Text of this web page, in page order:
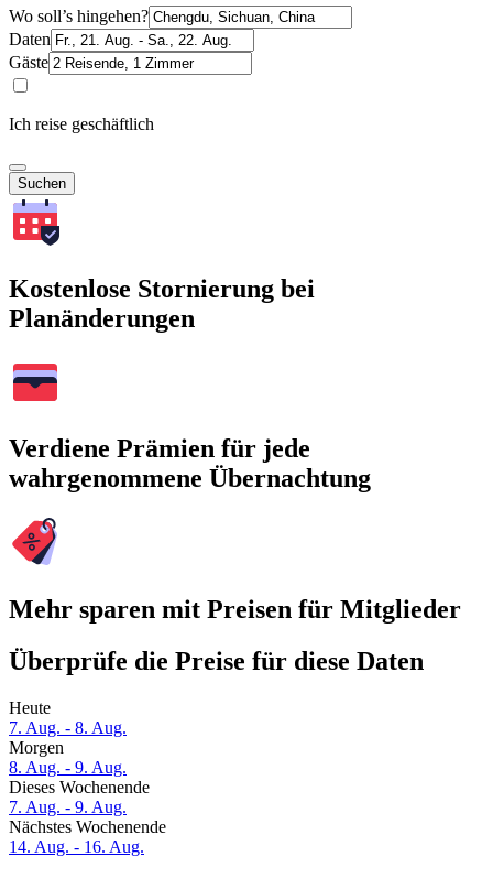
Wo soll’s hingehen?
Daten
Gäste
Ich reise geschäftlich
Suchen
Kostenlose Stornierung bei
Planänderungen
Verdiene Prämien für jede
wahrgenommene Übernachtung
Mehr sparen mit Preisen für Mitglieder
Überprüfe die Preise für diese Daten
Heute
7. Aug. - 8. Aug.
Morgen
8. Aug. - 9. Aug.
Dieses Wochenende
7. Aug. - 9. Aug.
Nächstes Wochenende
14. Aug. - 16. Aug.